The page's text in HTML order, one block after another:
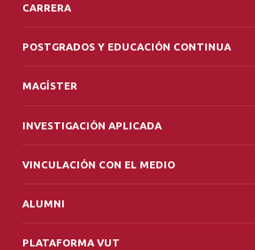
CARRERA
POSTGRADOS Y EDUCACIÓN CONTINUA
MAGÍSTER
INVESTIGACIÓN APLICADA
VINCULACIÓN CON EL MEDIO
ALUMNI
PLATAFORMA VUT